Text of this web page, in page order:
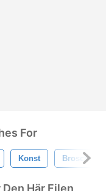
For
Konst Broschyr
Här Filen